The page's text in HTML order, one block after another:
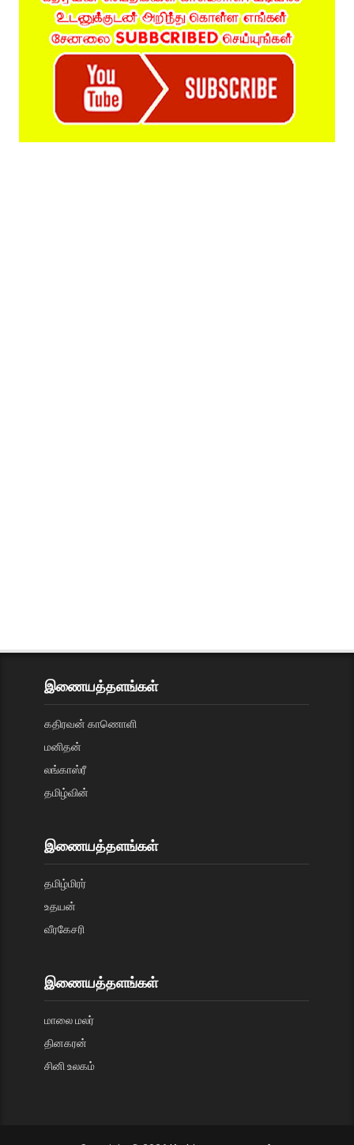
இணையத்தளங்கள்
கதிரவன் காணொளி
மனிதன்
லங்காஸ்ரீ
தமிழ்வின்
இணையத்தளங்கள்
தமிழ்மிரர்
உதயன்
வீரகேசரி
இணையத்தளங்கள்
மாலை மலர்
தினகரன்
சினி உலகம்